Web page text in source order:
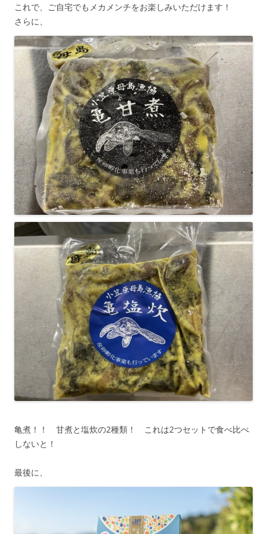
これで、ご自宅でもメカメンチをお楽しみいただけます！
さらに、
亀煮！！ 甘煮と塩炊の2種類！ これは2つセットで食べ比べ
しないと！
最後に、